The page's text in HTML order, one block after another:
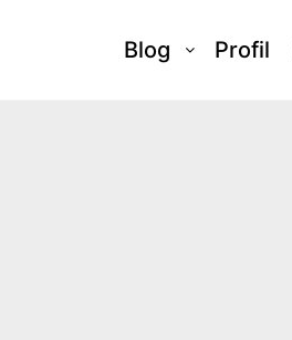
Blog Profil